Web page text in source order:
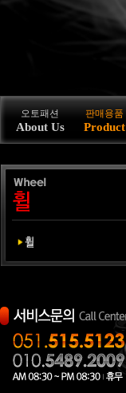
오토패션
About Us
판매용품
Product